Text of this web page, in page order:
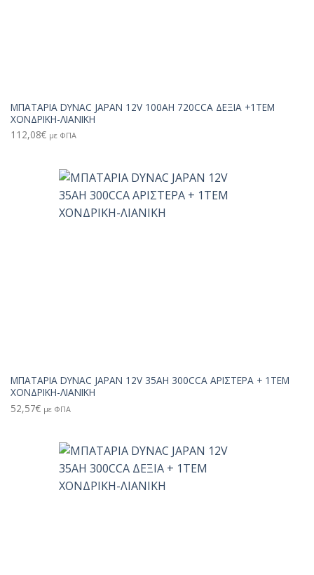
ΜΠΑΤΑΡΙΑ DYNAC JAPAN 12V 100AH 720CCA ΔΕΞΙΑ +1TEM
ΧΟΝΔΡΙΚΗ-ΛΙΑΝΙΚΗ
112,08€ με ΦΠΑ
ΜΠΑΤΑΡΙΑ DYNAC JAPAN 12V 35AH 300CCA ΑΡΙΣΤΕΡΑ + 1TEM
ΧΟΝΔΡΙΚΗ-ΛΙΑΝΙΚΗ
52,57€ με ΦΠΑ